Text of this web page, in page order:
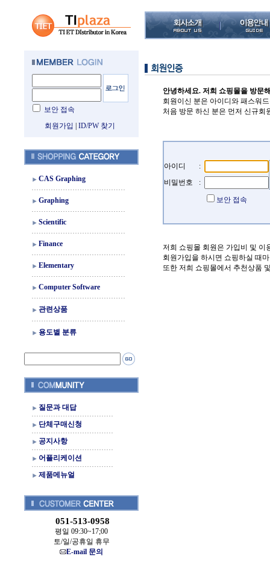
보안 접속
회원가입
ID/PW 찾기
CAS Graphing
Graphing
Scientific
Finance
Elementary
Computer Software
관련상품
용도별 분류
질문과 대답
단체구매신청
공지사항
어플리케이션
제품메뉴얼
051-513-0958
평일 09:30~17;00
토/일/공휴일 휴무
E-mail 문의
안녕하세요. 저희 쇼핑몰을 방문
회원이신 분은 아이디와 패스워
처음 방문 하신 분은 먼저 신규회
아이디
:
비밀번호
:
보안 접속
저희 쇼핑몰 회원은 가입비 및 이
회원가입을 하시면 쇼핑하실 때
또한 저희 쇼핑몰에서 추천상품